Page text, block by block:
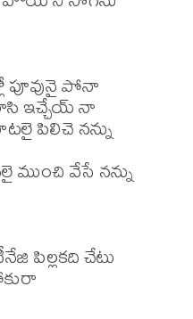
పూవునై పోనా
ఇచ్చేయ్ నా
పిలిచె నన్ను
ముంచి వేసే నన్ను
పిల్లకది చేటు